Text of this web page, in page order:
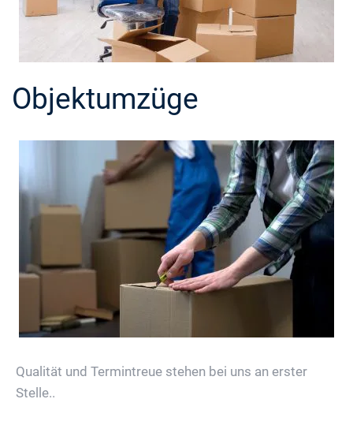
Objektumzüge
Qualität und Termintreue stehen bei uns an erster
Stelle..